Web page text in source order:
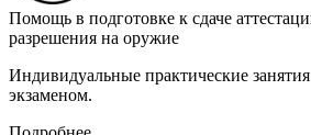
Помощь в подготовке к сдаче
разрешения на оружие
Индивидуальные практические
экзаменом.